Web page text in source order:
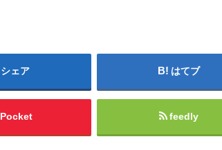
シェア はてブ
Pocket feedly